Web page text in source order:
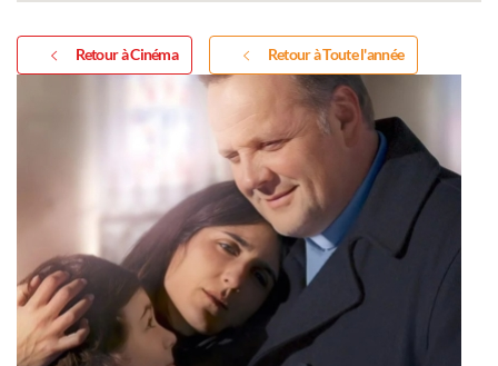
Retour à Cinéma Retour à Toute l'année